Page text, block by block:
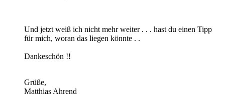
Und jetzt weiß ich nicht mehr weiter . . . hast du einen Tipp
für mich, woran das liegen könnte . .
Dankeschön !!
Grüße,
Matthias Ahrend